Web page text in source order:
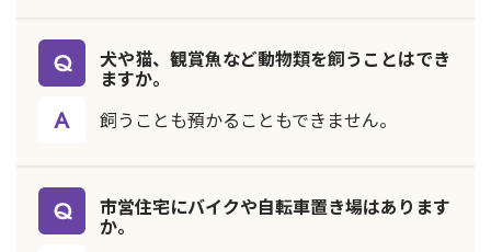
犬や猫、観賞魚など動物類を飼うことはでき
ますか。
飼うことも預かることもできません。
市営住宅にバイクや自転車置き場はあります
か。